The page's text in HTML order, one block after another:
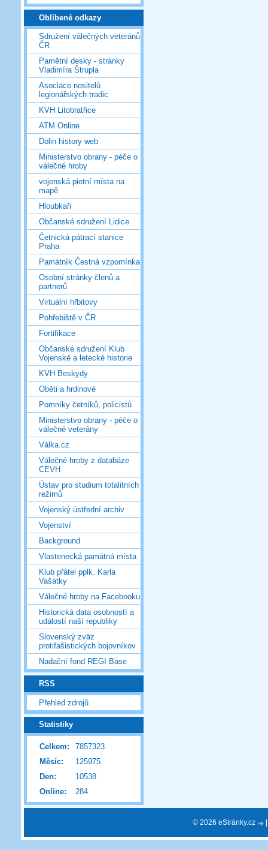
Oblíbené odkazy
Sdružení válečných veteránů
ČR
Pamětní desky - stránky
Vladimíra Štrupla
Asociace nositelů
legionářských tradic
KVH Litobratřice
ATM Online
Dolin history web
Ministerstvo obrany - péče o
válečné hroby
vojenská pietní místa na
mapě
Hloubkaři
Občanské sdružení Lidice
Četnická pátrací stanice
Praha
Památník Čestná vzpomínka
Osobní stránky členů a
partnerů
Virtuální hřbitovy
Pohřebiště v ČR
Fortifikace
Občanské sdružení Klub
Vojenské a letecké historie
KVH Beskydy
Oběti a hrdinové
Pomníky četníků, policistů
Ministerstvo obrany - péče o
válečné veterány
Válka.cz
Válečné hroby z databáze
CEVH
Ústav pro studium totalitních
režimů
Vojenský ústřední archiv
Vojenství
Background
Vlastenecká památná místa
Klub přátel pplk. Karla
Vašátky
Válečné hroby na Facebooku
Historická data osobností a
událostí naší republiky
Slovenský zväz
protifašistických bojovníkov
Nadační fond REGI Base
RSS
Přehled zdrojů
Statistiky
Online: 284
Celkem:
7857323
Měsíc:
125975
Den:
10538
© 2026 eStránky.cz